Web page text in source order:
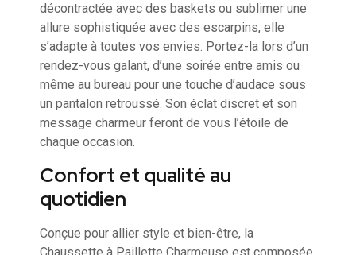
décontractée avec des baskets ou sublimer une
allure sophistiquée avec des escarpins, elle
s’adapte à toutes vos envies. Portez-la lors d’un
rendez-vous galant, d’une soirée entre amis ou
même au bureau pour une touche d’audace sous
un pantalon retroussé. Son éclat discret et son
message charmeur feront de vous l’étoile de
chaque occasion.
Confort et qualité au
quotidien
Conçue pour allier style et bien-être, la
Chaussette à Paillette Charmeuse est composée